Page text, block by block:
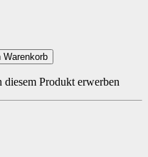
Warenkorb
Produkt erwerben